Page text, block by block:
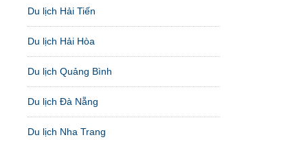
Du lịch Hải Tiến
Du lịch Hải Hòa
Du lịch Quảng Bình
Du lịch Đà Nẵng
Du lịch Nha Trang